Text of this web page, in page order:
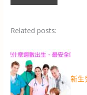
Related posts:
新生